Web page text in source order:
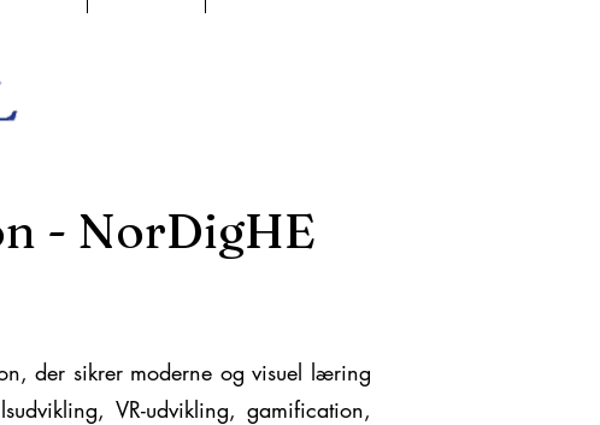
- NorDigHE
der sikrer moderne og visuel læring
VR-udvikling, gamification,